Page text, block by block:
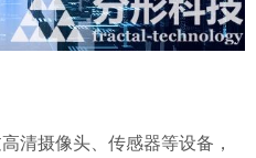
摄像头、传感器等设备，